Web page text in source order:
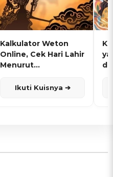
Kalkulator Weton
Online, Cek Hari Lahir
Menurut
Ikuti Kuisnya ➔